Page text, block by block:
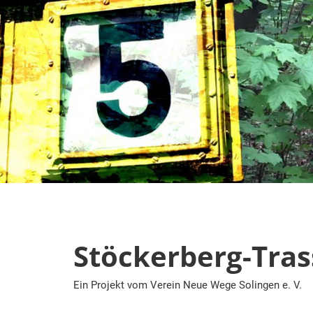
Zum
Inhalt
springen
Stöckerberg-
Ein Projekt vom Verein Neue Wege Solingen e. V.